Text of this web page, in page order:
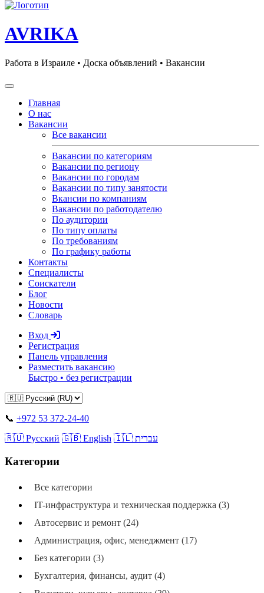
AVRIKA
Работа в Израиле • Доска объявлений • Вакансии
Главная
О нас
Вакансии
Все вакансии
Вакансии по категориям
Вакансии по региону
Вакансии по городам
Вакансии по типу занятости
Вкансии по компаниям
Вакансии по работодателю
По аудитории
По типу оплаты
По требованиям
По графику работы
Контакты
Специалисты
Соискатели
Блог
Новости
Словарь
Вход
Регистрация
Панель управления
Разместить вакансию
Быстро • без регистрации
📞 +972 53 372-24-40
🇷🇺 Русский 🇬🇧 English 🇮🇱 עברית
Категории
Все категории
IT-инфраструктура и техническая поддержка (3)
Автосервис и ремонт (24)
Администрация, офис, менеджмент (17)
Без категории (3)
Бухгалтерия, финансы, аудит (4)